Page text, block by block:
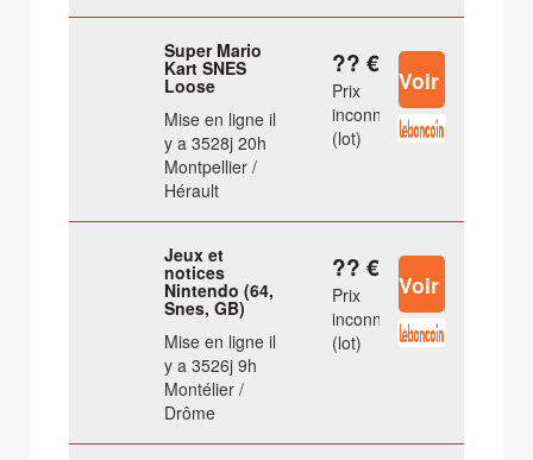
Super Mario
Kart SNES
Loose
Mise en ligne il
y a 3528j 20h
Montpellier /
Hérault
?? €
Prix
inconnu
(lot)
Jeux et
notices
Nintendo (64,
Snes, GB)
Mise en ligne il
y a 3526j 9h
Montélier /
Drôme
?? €
Prix
inconnu
(lot)